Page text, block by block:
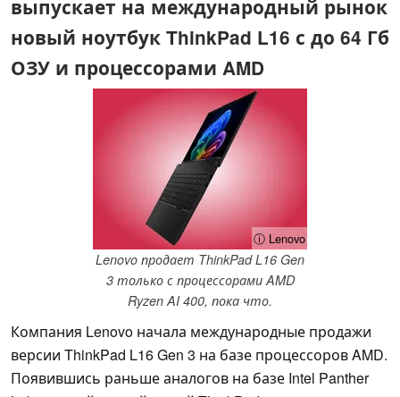
выпускает на международный рынок
новый ноутбук ThinkPad L16 с до 64 Гб
ОЗУ и процессорами AMD
ⓘ Lenovo
Lenovo продает ThinkPad L16 Gen
3 только с процессорами AMD
Ryzen AI 400, пока что.
Компания Lenovo начала международные продажи
версии ThinkPad L16 Gen 3 на базе процессоров AMD.
Появившись раньше аналогов на базе Intel Panther